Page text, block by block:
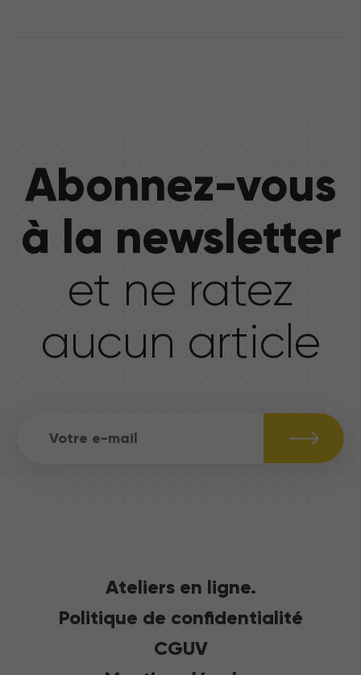
Abonnez-vous
à la newsletter
et ne ratez
aucun article
Ateliers en ligne.
Politique de confidentialité
CGUV